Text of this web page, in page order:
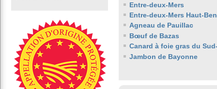
Entre-deux-Mers
Entre-deux-Mers Haut-
Agneau de Pauillac
Bœuf de Bazas
Canard à foie gras du
Jambon de Bayonne